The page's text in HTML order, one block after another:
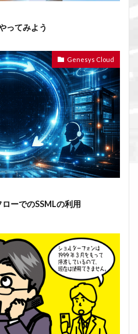
ってみよう
Genesys Cloud
ーでのSSMLの利用